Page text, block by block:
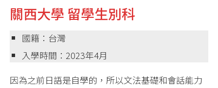
關西大學 留學生別科
國籍：台灣
入學時間：2023年4月
因為之前日語是自學的，所以文法基礎和會話能力